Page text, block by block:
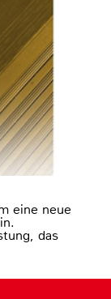
eine neue
das